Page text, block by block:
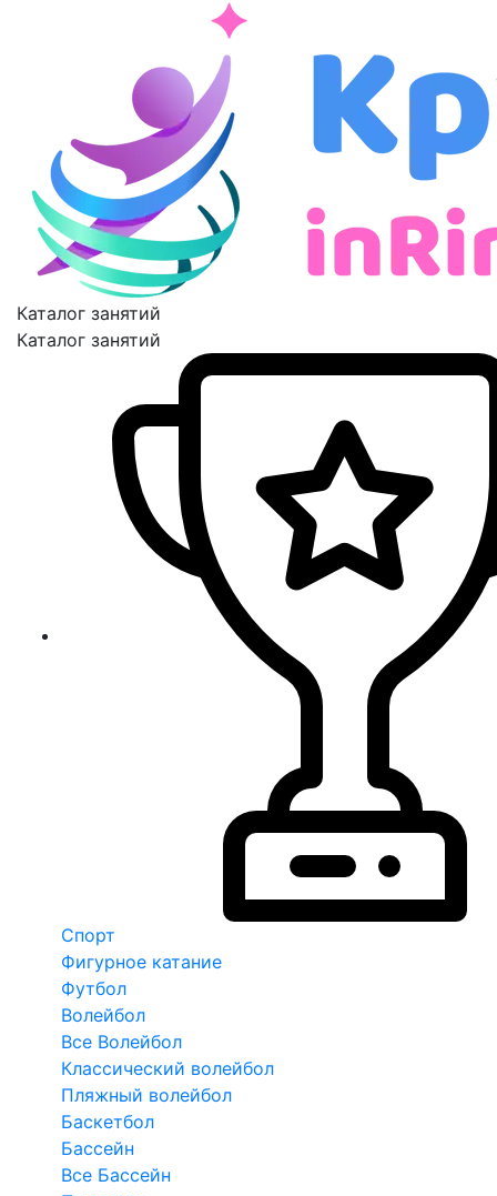
Каталог занятий
Каталог занятий
Спорт
Фигурное катание
Футбол
Волейбол
Все Волейбол
Классический волейбол
Пляжный волейбол
Баскетбол
Бассейн
Все Бассейн